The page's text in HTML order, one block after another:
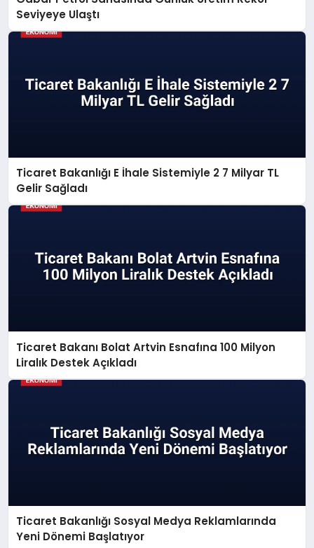
Seviyeye Ulaştı
Ticaret Bakanlığı E İhale Sistemiyle 2 7 Milyar TL
Gelir Sağladı
Ticaret Bakanı Bolat Artvin Esnafına 100 Milyon
Liralık Destek Açıkladı
Ticaret Bakanlığı Sosyal Medya Reklamlarında
Yeni Dönemi Başlatıyor